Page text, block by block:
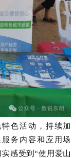
色活动，持续加
务内容和应用场
感受到“使用爱山